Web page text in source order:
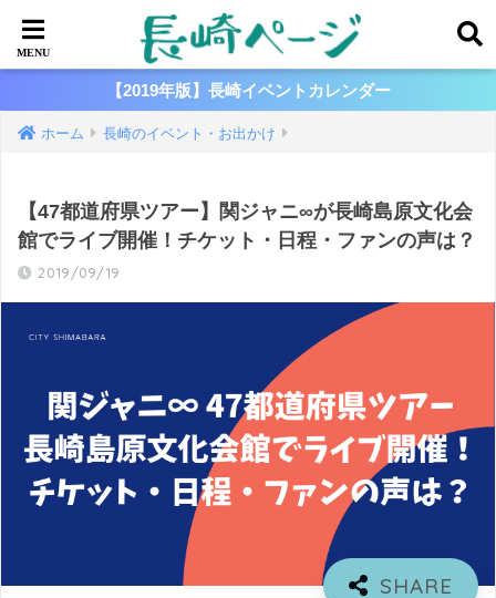
【2019年版】長崎イベントカレンダー
ホーム 長崎のイベント・お出かけ
【47都道府県ツアー】関ジャニ∞が長崎島原文化会
館でライブ開催！チケット・日程・ファンの声は？
2019/09/19